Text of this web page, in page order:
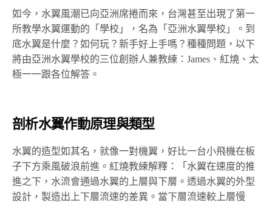
如今，水翼風潮已向亞洲席捲而來，台灣甚至出現了第一
所教學水翼運動的「學校」，名為「亞洲水翼學校」。到
底水翼是什麼？如何玩？新手好上手嗎？種種問題，以下
將由亞洲水翼學校的三位創辦人兼教練：James、紅燒、太
極一一跟各位解答。
剖析水翼作動原理與類型
水翼的造型如其名，就像一對機翼，好比一台小飛機在板
子下方乘風破浪前進。紅燒教練解釋：「水翼在速度的推
進之下，水流會通過水翼的上層與下層。透過水翼的外型
設計，製造出上下層流速的差異。當下層流速較上層慢